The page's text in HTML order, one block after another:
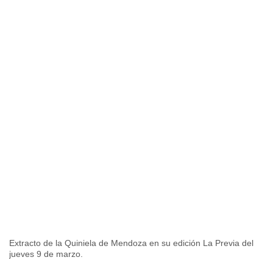
Extracto de la Quiniela de Mendoza en su edición La Previa del
jueves 9 de marzo.